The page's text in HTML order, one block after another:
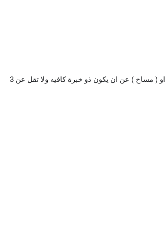
تعلن ادارة الحياة مول في الدورة تقاطع المصافي عن حاجتها الى مهندس مساحه او ( مساح ) عن ان يكون ذو خبرة كافيه ولا تقل عن 3